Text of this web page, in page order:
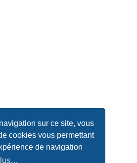
sur ce site, vous
cookies vous permettant
de navigation